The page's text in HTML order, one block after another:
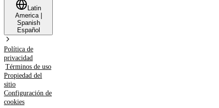
Latin
America|
Spanish
Español
Política de
privacidad
Términos de uso
Propiedad del
sitio
Configuración de
cookies